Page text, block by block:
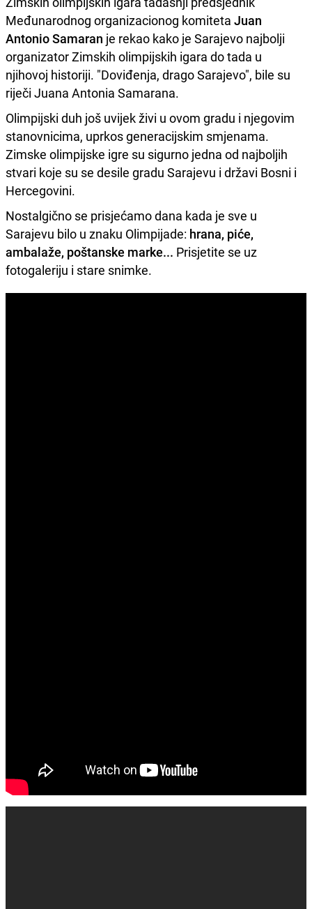
Međunarodnog organizacionog komiteta Juan
Antonio Samaran je rekao kako je Sarajevo najbolji
organizator Zimskih olimpijskih igara do tada u
njihovoj historiji. "Doviđenja, drago Sarajevo", bile su
riječi Juana Antonia Samarana.
Olimpijski duh još uvijek živi u ovom gradu i njegovim
stanovnicima, uprkos generacijskim smjenama.
Zimske olimpijske igre su sigurno jedna od najboljih
stvari koje su se desile gradu Sarajevu i državi Bosni i
Hercegovini.
Nostalgično se prisjećamo dana kada je sve u
Sarajevu bilo u znaku Olimpijade: hrana, piće,
ambalaže, poštanske marke... Prisjetite se uz
fotogaleriju i stare snimke.